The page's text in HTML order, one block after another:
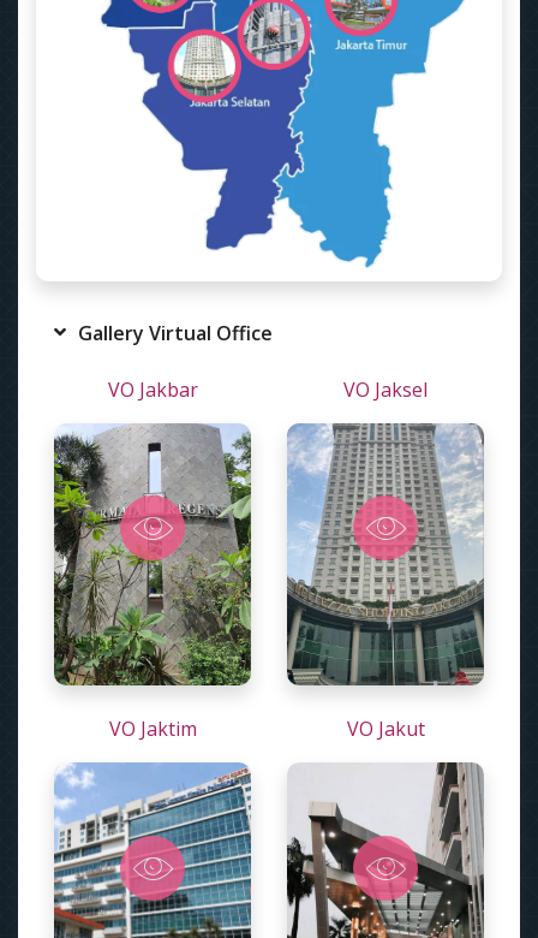
Gallery Virtual Office
VO Jakbar VO Jaksel
VO Jaktim VO Jakut